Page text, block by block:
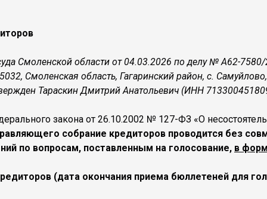
Смоленской области от 04.03.2026 по делу № А62-
Смоленская область, Гагаринский район, с.
Тараскин Дмитрий Анатольевич (ИНН
закона от 26.10.2002 № 127-ФЗ «О
собрание кредиторов проводится без
по вопросам, поставленным на голосование, в
(дата окончания приема бюллетеней для